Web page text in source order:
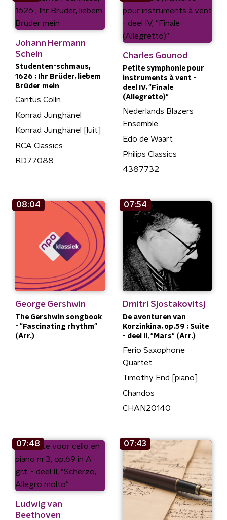
Johann Hermann
Schein
Studenten-schmaus,
1626 ; Ihr Brüder, liebem
Brüder mein
Cantus Cölln
Konrad Junghänel
Konrad Junghänel [luit]
RCA Classics
RD77088
Charles Gounod
Petite symphonie pour
instruments à vent -
deel IV, "Finale
(Allegretto)"
Nederlands Blazers
Ensemble
Edo de Waart
Philips Classics
4387732
08:04
George Gershwin
The Gershwin songbook
- "Fascinating rhythm"
(Arr.)
07:54
Dmitri Sjostakovitsj
De avonturen van
Korzinkina, op.59 ; Suite
- deel II, "Mars" (Arr.)
Ferio Saxophone
Quartet
Timothy End [piano]
Chandos
CHAN20140
07:48
Ludwig van
Beethoven
07:43